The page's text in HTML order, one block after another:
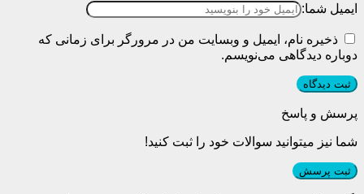
ایمیل شما:
ذخیره نام، ایمیل و وبسایت من در مرورگر برای زمانی که
دوباره دیدگاهی می‌نویسم.
پرسش و پاسخ
شما نیز میتوانید سوالات خود را ثبت کنید!
ثبت پرسش